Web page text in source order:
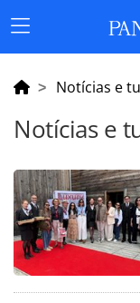
Menu
Principal
Notícias e
Notícias e